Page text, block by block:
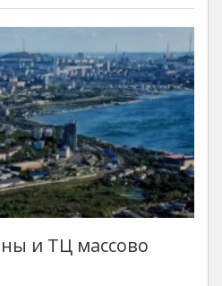
и ТЦ массово